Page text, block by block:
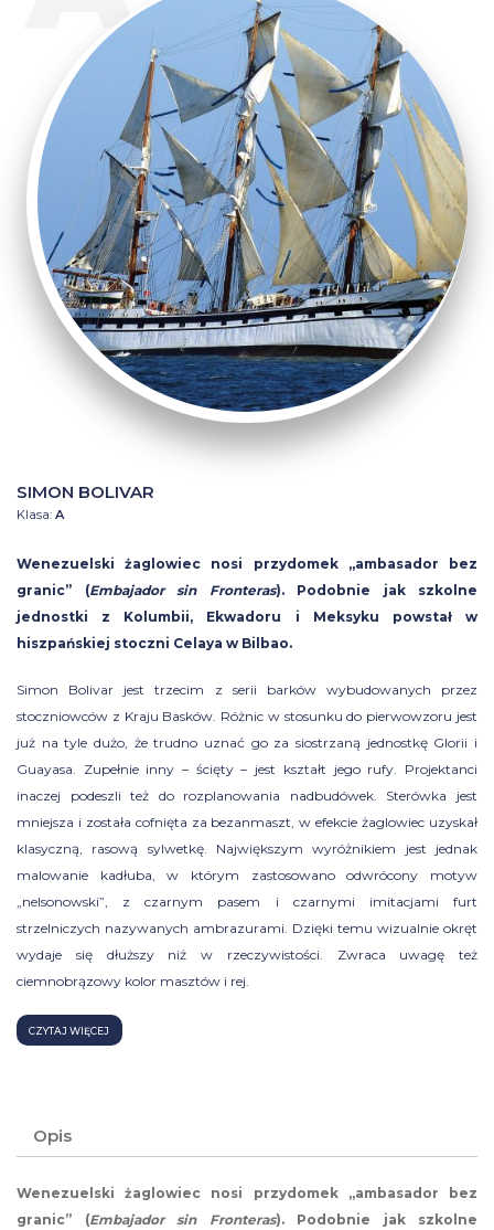
SIMON BOLIVAR
Klasa: A
Wenezuelski żaglowiec nosi przydomek „ambasador bez
granic” (Embajador sin Fronteras). Podobnie jak szkolne
jednostki z Kolumbii, Ekwadoru i Meksyku powstał w
hiszpańskiej stoczni Celaya w Bilbao.
Simon Bolivar jest trzecim z serii barków wybudowanych przez
stoczniowców z Kraju Basków. Różnic w stosunku do pierwowzoru jest
już na tyle dużo, że trudno uznać go za siostrzaną jednostkę Glorii i
Guayasa. Zupełnie inny – ścięty – jest kształt jego rufy. Projektanci
inaczej podeszli też do rozplanowania nadbudówek. Sterówka jest
mniejsza i została cofnięta za bezanmaszt, w efekcie żaglowiec uzyskał
klasyczną, rasową sylwetkę. Największym wyróżnikiem jest jednak
malowanie kadłuba, w którym zastosowano odwrócony motyw
„nelsonowski”, z czarnym pasem i czarnymi imitacjami furt
strzelniczych nazywanych ambrazurami. Dzięki temu wizualnie okręt
wydaje się dłuższy niż w rzeczywistości. Zwraca uwagę też
ciemnobrązowy kolor masztów i rej.
CZYTAJ WIĘCEJ
Opis
Wenezuelski żaglowiec nosi przydomek „ambasador bez
granic” (Embajador sin Fronteras). Podobnie jak szkolne